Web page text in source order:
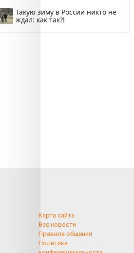
Такую зиму в России никто не
ждал: как так?!
Карта сайта
Все новости
Правила общения
Политика